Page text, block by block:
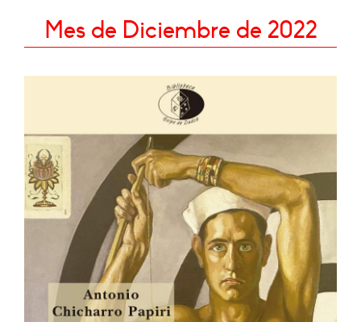
Mes de Diciembre de 2022